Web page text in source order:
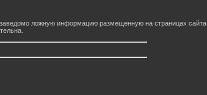
ложную информацию размещенную на страницах сайта.